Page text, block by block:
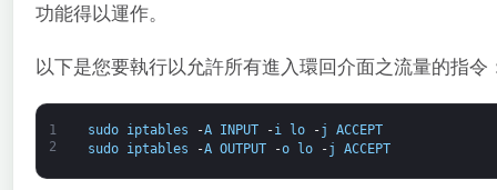
功能得以運作。
以下是您要執行以允許所有進入環回介面之流量的指令
1
2
sudo iptables -A INPUT -i lo -j
ACCEPT
sudo
iptables -A OUTPUT -o lo -j ACCEPT